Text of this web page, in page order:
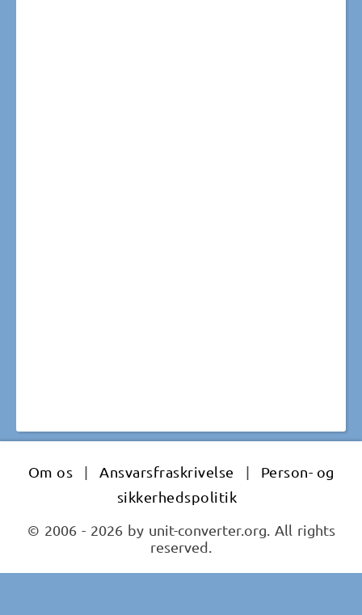
Om os | Ansvarsfraskrivelse |
Person- og
sikkerhedspolitik
© 2006 - 2026 by unit-converter.org. All rights
reserved.